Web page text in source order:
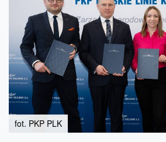
fot. PKP PLK